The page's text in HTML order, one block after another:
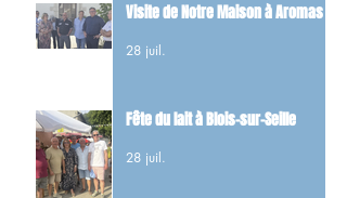
Visite de Notre Maison à Aromas
28 juil.
Fête du lait à Blois-sur-Seille
28 juil.